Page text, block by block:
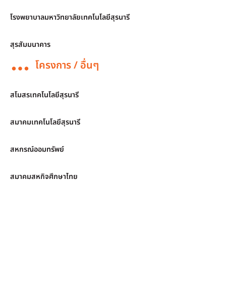
โรงพยาบาลมหาวิทยาลัยเทคโนโลยีสุรนารี
สุรสัมมนาคาร
โครงการ / อื่นๆ
สโมสรเทคโนโลยีสุรนารี
สมาคมเทคโนโลยีสุรนารี
สหกรณ์ออมทรัพย์
สมาคมสหกิจศึกษาไทย